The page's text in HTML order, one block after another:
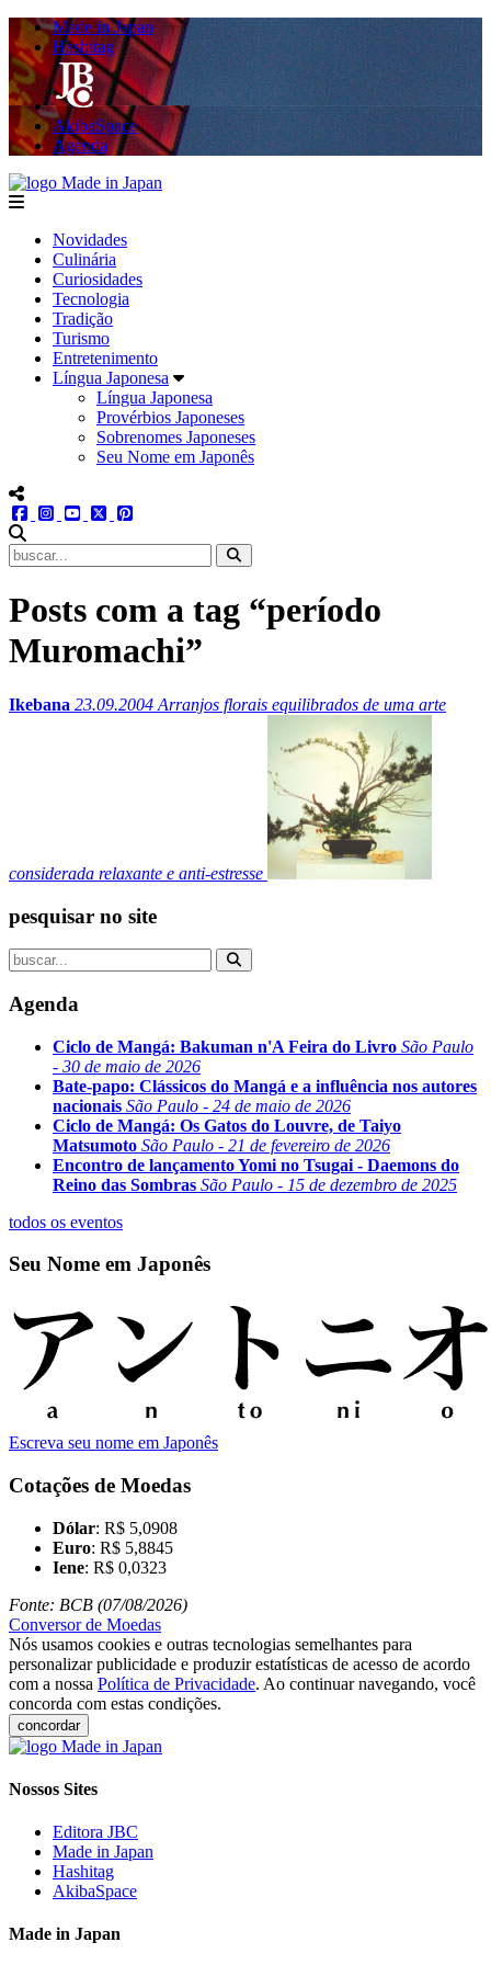
Made in Japan
Hashitag
AkibaSpace
Agenda
menu
Novidades
Culinária
Curiosidades
Tecnologia
Tradição
Turismo
Entretenimento
Língua Japonesa
Língua Japonesa
Provérbios Japoneses
Sobrenomes Japoneses
Seu Nome em Japonês
menu redes social
facebookinstagram
youtube
twitter
Posts com a tag “período
Muromachi”
Ikebana 23.09.2004 Arranjos florais equilibrados de uma arte
considerada relaxante e anti-estresse
pesquisar no site
Agenda
Ciclo de Mangá: Bakuman n'A Feira do Livro São Paulo
- 30 de maio de 2026
Bate-papo: Clássicos do Mangá e a influência nos autores
nacionais São Paulo - 24 de maio de 2026
Ciclo de Mangá: Os Gatos do Louvre, de Taiyo
Matsumoto São Paulo - 21 de fevereiro de 2026
Encontro de lançamento Yomi no Tsugai - Daemons do
Reino das Sombras São Paulo - 15 de dezembro de 2025
todos os eventos
Seu Nome em Japonês
Escreva seu nome em Japonês
Cotações de Moedas
Dólar: R$ 5,0908
Euro: R$ 5,8845
Iene: R$ 0,0323
Fonte: BCB (07/08/2026)
Conversor de Moedas
Nós usamos cookies e outras tecnologias semelhantes para
personalizar publicidade e produzir estatísticas de acesso de acordo
com a nossa Política de Privacidade. Ao continuar navegando, você
concorda com estas condições.
concordar
Nossos Sites
Editora JBC
Made in Japan
Hashitag
AkibaSpace
Made in Japan